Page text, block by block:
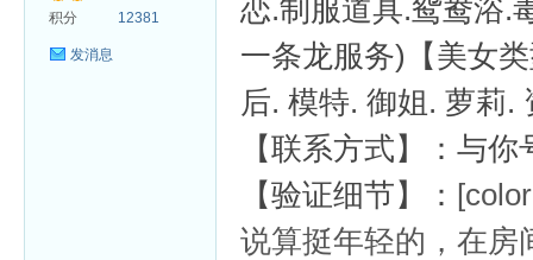
积分 12381
发消息
恋.制服道具.鸳鸯浴.
一条龙服务)【美女
后. 模特. 御姐. 萝莉.
【联系方式】：与
【验证细节】：
说算挺年轻的，在房